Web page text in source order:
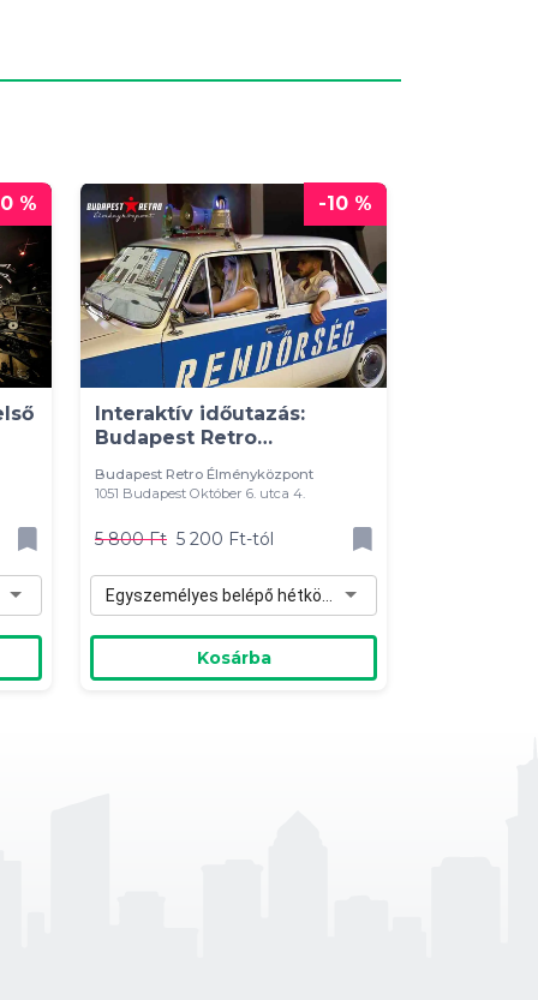
% -10 %
Interaktív időutazás:
Budapest Retro
élményközpont belépő
Budapest Retro Élményközpont
1051 Budapest Október 6. utca 4.
5 800 Ft 5 200 Ft-tól
Kosárba